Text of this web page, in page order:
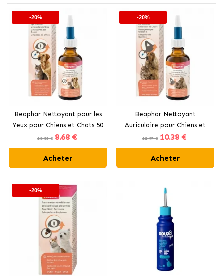
-20%
Beaphar Nettoyant pour les
Yeux pour Chiens et Chats 50
ml
10.85 € 8.68 €
Acheter
-20%
Beaphar Nettoyant
Auriculaire pour Chiens et
Chats 50 ml
12.97 € 10.38 €
Acheter
-20%